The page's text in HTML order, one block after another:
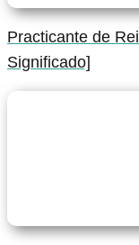
Practicante de
Significado]